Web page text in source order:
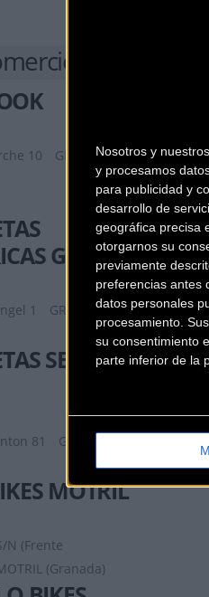
Nosotros y
y procesamos
para publicidad y
desarrollo de
geográfica precisa
otorgarnos su
previamente
preferencias antes
datos personales
procesamiento.
su consentimiento
parte inferior de la
10
GRANADA
GRANADA
1
GRANADA
SEMAR
81
GRANADA
MOTRIL
N (Frente
(Granada)